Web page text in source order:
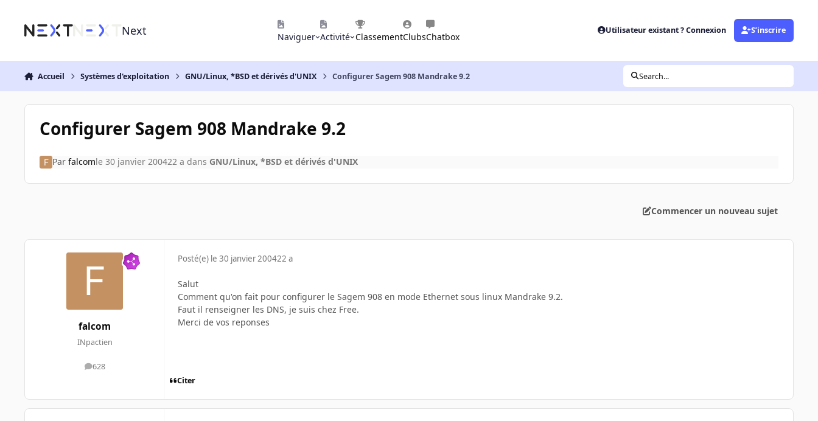
Next Naviguer Activité ClassementClubsChatbox
Utilisateur existant ? Connexion S’inscrire
Accueil Systèmes d'exploitation GNU/Linux, *BSD et dérivés d'UNIX Configurer Sagem 908 Mandrake 9.2 Search...
Configurer Sagem 908 Mandrake 9.2
Par falcomle 30 janvier 200422 a dans GNU/Linux, *BSD et dérivés d'UNIX
Commencer un nouveau sujet
falcom
INpactien
628
messages
Posté(e) le 30 janvier 200422 a
Salut
Comment qu'on fait pour configurer le Sagem 908 en mode Ethernet sous linux Mandrake 9.2.
Faut il renseigner les DNS, je suis chez Free.
Merci de vos reponses
Citer